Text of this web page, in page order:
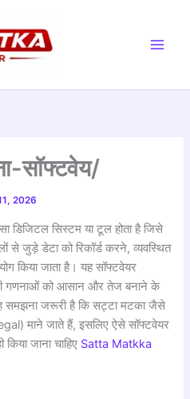
सॉफ्टवेय/
2026
डिजिटल सिस्टम या टूल होता है जिसे
जुड़े डेटा को रिकॉर्ड करने, व्यवस्थित
किया जाता है। यह सॉफ्टवेयर
गणनाओं को आसान और तेज बनाने के
समझना जरूरी है कि सट्टा मटका जैसे
माने जाते हैं, इसलिए ऐसे सॉफ्टवेयर
जाना चाहिए Satta Matkka